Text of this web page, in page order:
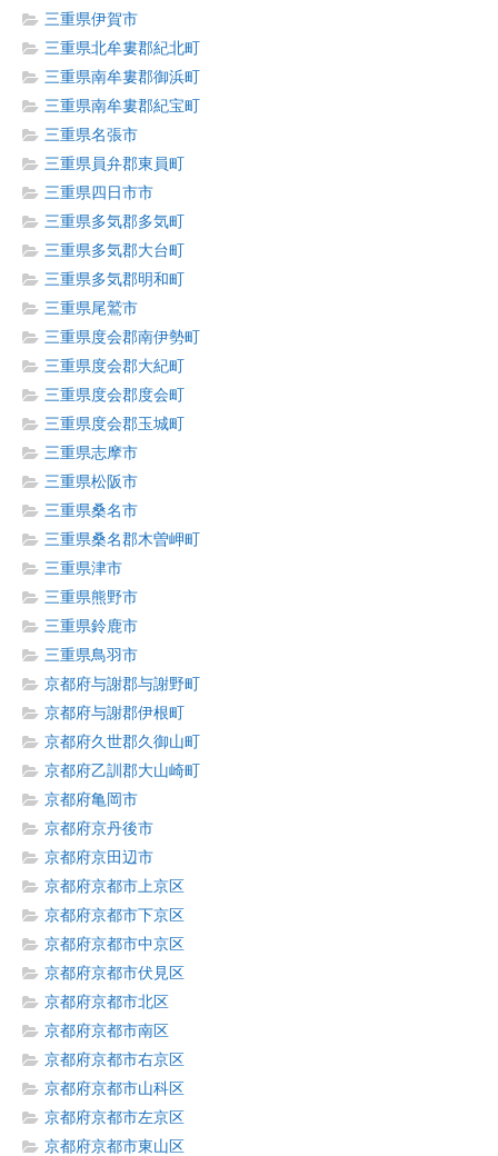
三重県伊賀市
三重県北牟婁郡紀北町
三重県南牟婁郡御浜町
三重県南牟婁郡紀宝町
三重県名張市
三重県員弁郡東員町
三重県四日市市
三重県多気郡多気町
三重県多気郡大台町
三重県多気郡明和町
三重県尾鷲市
三重県度会郡南伊勢町
三重県度会郡大紀町
三重県度会郡度会町
三重県度会郡玉城町
三重県志摩市
三重県松阪市
三重県桑名市
三重県桑名郡木曽岬町
三重県津市
三重県熊野市
三重県鈴鹿市
三重県鳥羽市
京都府与謝郡与謝野町
京都府与謝郡伊根町
京都府久世郡久御山町
京都府乙訓郡大山崎町
京都府亀岡市
京都府京丹後市
京都府京田辺市
京都府京都市上京区
京都府京都市下京区
京都府京都市中京区
京都府京都市伏見区
京都府京都市北区
京都府京都市南区
京都府京都市右京区
京都府京都市山科区
京都府京都市左京区
京都府京都市東山区